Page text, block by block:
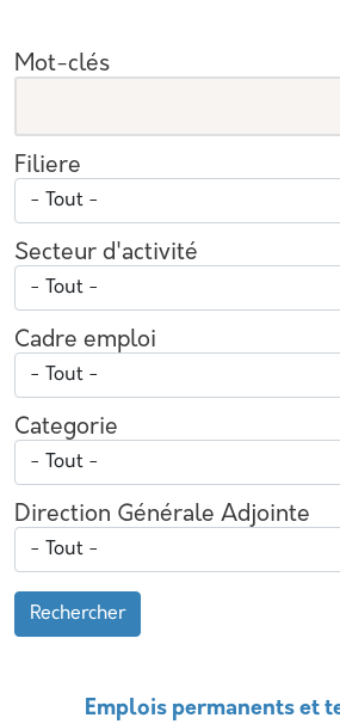
Mot-clés
Filiere
Secteur d'activité
Cadre emploi
Categorie
Direction Générale Adjointe
Rechercher
Emplois permanents et